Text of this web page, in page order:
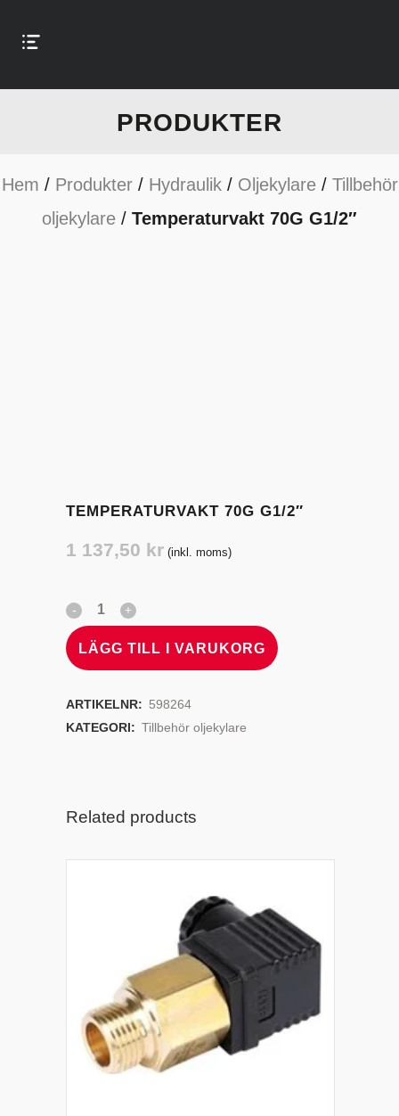
PRODUKTER
Hem / Produkter/ Hydraulik/ Oljekylare/ Tillbehör
oljekylare / Temperaturvakt 70G G1/2″
TEMPERATURVAKT 70G G1/2″
1 137,50 kr (inkl. moms)
LÄGG TILL I VARUKORG
ARTIKELNR: 598264
KATEGORI: Tillbehör oljekylare
Related products